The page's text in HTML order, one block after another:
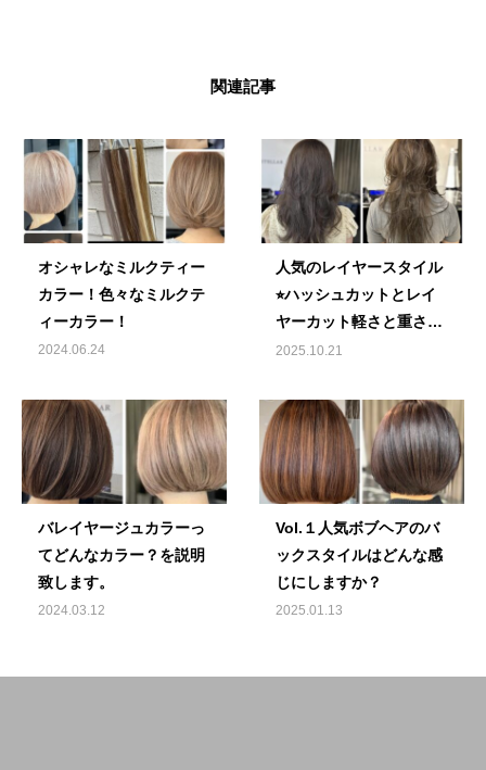
関連記事
オシャレなミルクティー
カラー！色々なミルクテ
ィーカラー！
2024.06.24
人気のレイヤースタイル
⭐︎ハッシュカットとレイ
ヤーカット軽さと重さの
バランス🎵
2025.10.21
バレイヤージュカラーっ
てどんなカラー？を説明
致します。
2024.03.12
Vol.１人気ボブヘアのバ
ックスタイルはどんな感
じにしますか？
2025.01.13